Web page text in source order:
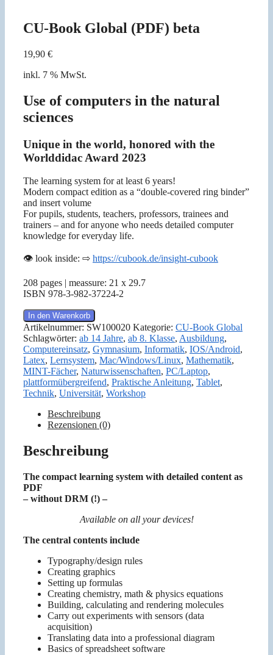
CU-Book Global (PDF) beta
19,90 €
inkl. 7 % MwSt.
Use of computers in the natural
sciences
Unique in the world, honored with the
Worlddidac Award 2023
The learning system for at least 6 years!
Modern compact edition as a “double-covered ring binder”
and insert volume
For pupils, students, teachers, professors, trainees and
trainers – and for anyone who needs detailed computer
knowledge for everyday life.
👁️ look inside: ⇨ https://cubook.de/insight-cubook
208 pages | meassure: 21 x 29.7
ISBN 978-3-982-37224-2
CU-
Book
Global
(PDF)
beta
Menge
In den Warenkorb
Artikelnummer: SW100020 Kategorie: CU-Book Global
Schlagwörter: ab 14 Jahre, ab 8. Klasse, Ausbildung,
Computereinsatz, Gymnasium, Informatik, IOS/Android,
Latex, Lernsystem, Mac/Windows/Linux, Mathematik,
MINT-Fächer, Naturwissenschaften, PC/Laptop,
plattformübergreifend, Praktische Anleitung, Tablet,
Technik, Universität, Workshop
Beschreibung
Rezensionen (0)
Beschreibung
The compact learning system with detailed content as
PDF
– without DRM (!) –
Available on all your devices!
The central contents include
Typography/design rules
Creating graphics
Setting up formulas
Creating chemistry, math & physics equations
Building, calculating and rendering molecules
Carry out experiments with sensors (data
acquisition)
Translating data into a professional diagram
Basics of spreadsheet software